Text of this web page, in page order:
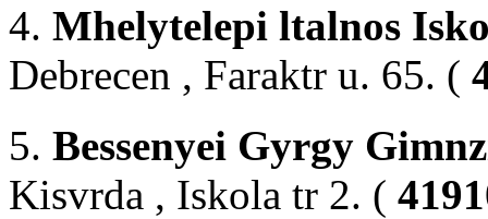
4. Mhelytelepi ltalnos
Debrecen , Faraktr u. 65. (
5. Bessenyei Gyrgy
Kisvrda , Iskola tr 2. (